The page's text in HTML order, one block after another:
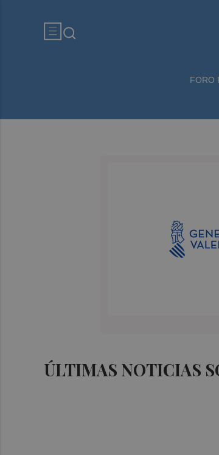
FORO
ÚLTIMAS NOTICIAS